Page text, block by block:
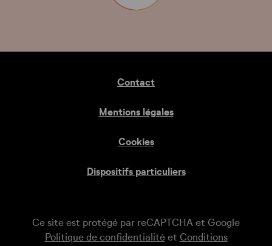
Contact
Mentions légales
Cookies
Dispositifs particuliers
Ce site est protégé par reCAPTCHA et Google
Politique de confidentialitéet Conditions